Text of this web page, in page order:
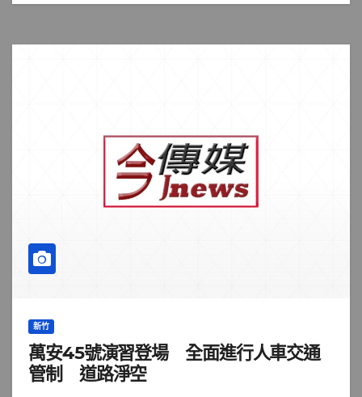
新竹
萬安45號演習登場 全面進行人車交通
管制 道路淨空